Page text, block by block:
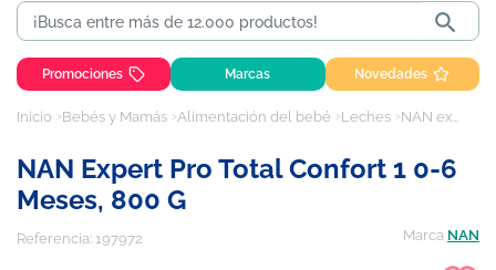

Promociones Marcas Novedades
Inicio Bebés y Mamás Alimentación del bebé Leches NAN expert pro total confort 1 0-6 meses, 800 g
NAN Expert Pro Total Confort 1 0-6
Meses, 800 G
Referencia: 197972 Marca NAN